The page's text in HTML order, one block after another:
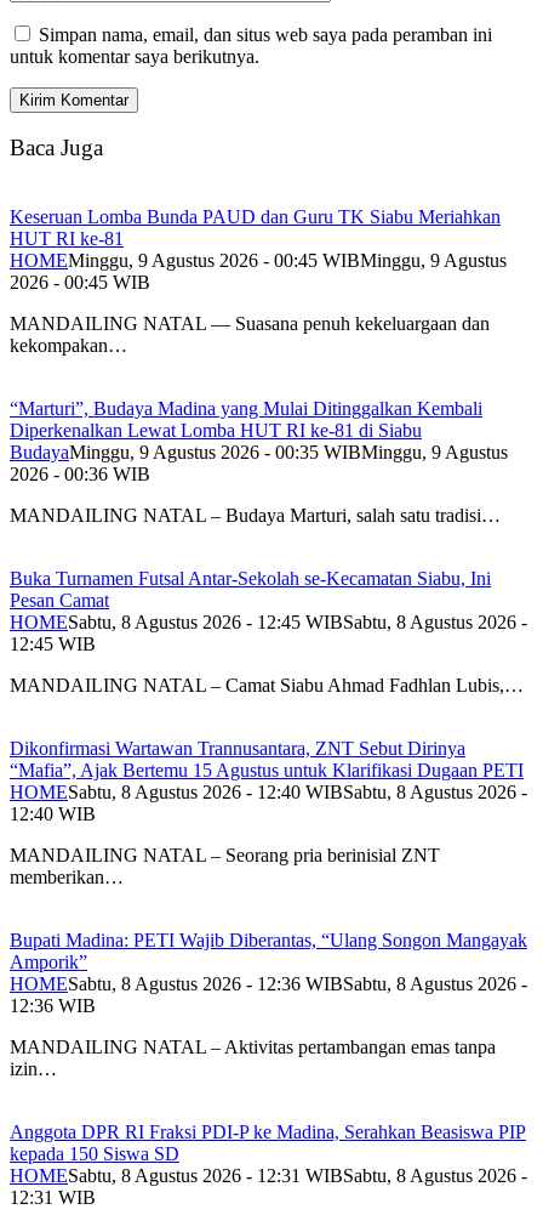
Simpan nama, email, dan situs web saya pada peramban ini
untuk komentar saya berikutnya.
Baca Juga
Keseruan Lomba Bunda PAUD dan Guru TK Siabu Meriahkan
HUT RI ke-81
HOMEMinggu, 9 Agustus 2026 - 00:45 WIBMinggu, 9 Agustus
2026 - 00:45 WIB
MANDAILING NATAL — Suasana penuh kekeluargaan dan
kekompakan…
“Marturi”, Budaya Madina yang Mulai Ditinggalkan Kembali
Diperkenalkan Lewat Lomba HUT RI ke-81 di Siabu
BudayaMinggu, 9 Agustus 2026 - 00:35 WIBMinggu, 9 Agustus
2026 - 00:36 WIB
MANDAILING NATAL – Budaya Marturi, salah satu tradisi…
Buka Turnamen Futsal Antar-Sekolah se-Kecamatan Siabu, Ini
Pesan Camat
HOMESabtu, 8 Agustus 2026 - 12:45 WIBSabtu, 8 Agustus 2026 -
12:45 WIB
MANDAILING NATAL – Camat Siabu Ahmad Fadhlan Lubis,…
Dikonfirmasi Wartawan Trannusantara, ZNT Sebut Dirinya
“Mafia”, Ajak Bertemu 15 Agustus untuk Klarifikasi Dugaan PETI
HOMESabtu, 8 Agustus 2026 - 12:40 WIBSabtu, 8 Agustus 2026 -
12:40 WIB
MANDAILING NATAL – Seorang pria berinisial ZNT
memberikan…
Bupati Madina: PETI Wajib Diberantas, “Ulang Songon Mangayak
Amporik”
HOMESabtu, 8 Agustus 2026 - 12:36 WIBSabtu, 8 Agustus 2026 -
12:36 WIB
MANDAILING NATAL – Aktivitas pertambangan emas tanpa
izin…
Anggota DPR RI Fraksi PDI-P ke Madina, Serahkan Beasiswa PIP
kepada 150 Siswa SD
HOMESabtu, 8 Agustus 2026 - 12:31 WIBSabtu, 8 Agustus 2026 -
12:31 WIB